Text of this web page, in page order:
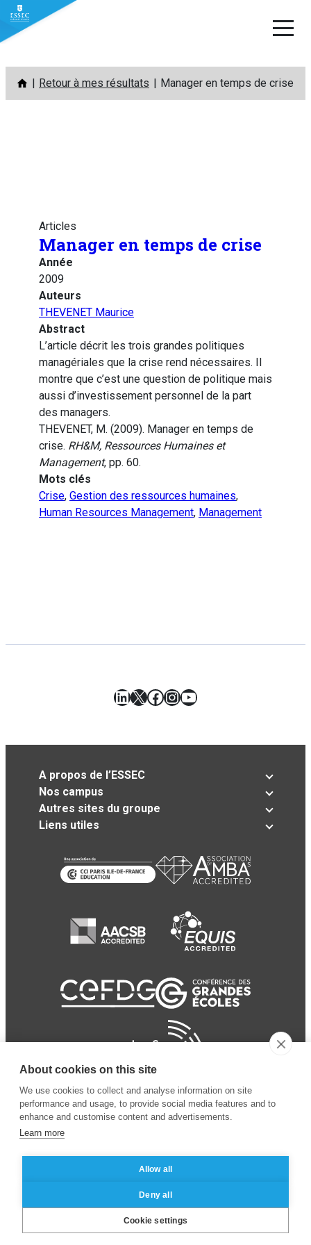
Aller
contenu
Retour à mes résultats Manager en temps de crise
Articles
Manager en temps de crise
Année
2009
Auteurs
THEVENET Maurice
Abstract
L’article décrit les trois grandes politiques
managériales que la crise rend nécessaires. Il
montre que c’est une question de politique mais
aussi d’investissement personnel de la part
des managers.
THEVENET, M. (2009). Manager en temps de
crise. RH&M, Ressources Humaines et
Management, pp. 60.
Mots clés
Crise, Gestion des ressources humaines,
Human Resources Management, Management
LinkedIn
X Facebook
Instagram
YouTube
A propos de l’ESSEC
Nos campus
Autres sites du groupe
Liens utiles
Business School
Mentions légales
des données personnelles
About cookies on this site
We use cookies to collect and analyse information on site
performance and usage, to provide social media features and to
enhance and customise content and advertisements.
Learn more
Allow all
Deny all
Cookie settings